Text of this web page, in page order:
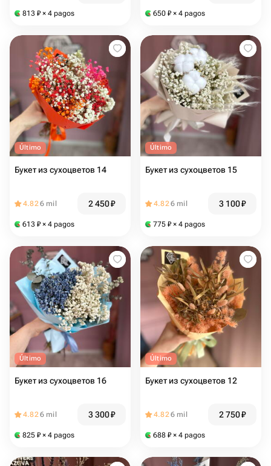
813 ₽ × 4 pagos 650 ₽ × 4 pagos
Último
Букет из сухоцветов 14
4.826 mil 2 450₽
613 ₽ × 4 pagos
Último
Букет из сухоцветов 15
4.826 mil 3 100₽
775 ₽ × 4 pagos
Último
Букет из сухоцветов 16
4.826 mil 3 300₽
825 ₽ × 4 pagos
Último
Букет из сухоцветов 12
4.826 mil 2 750₽
688 ₽ × 4 pagos